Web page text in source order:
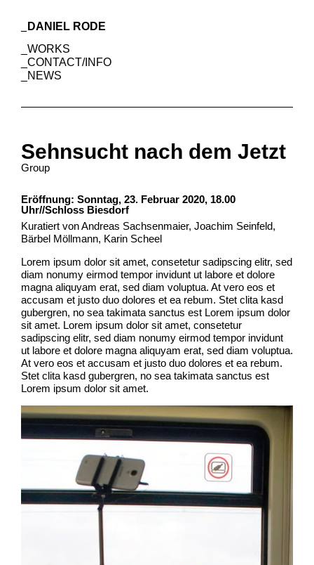
DANIEL RODE
WORKS
CONTACT/INFO
NEWS
Sehnsucht nach dem Jetzt
Group
Eröffnung: Sonntag, 23. Februar 2020, 18.00
Uhr//Schloss Biesdorf
Kuratiert von Andreas Sachsenmaier, Joachim Seinfeld,
Bärbel Möllmann, Karin Scheel
Lorem ipsum dolor sit amet, consetetur sadipscing elitr, sed
diam nonumy eirmod tempor invidunt ut labore et dolore
magna aliquyam erat, sed diam voluptua. At vero eos et
accusam et justo duo dolores et ea rebum. Stet clita kasd
gubergren, no sea takimata sanctus est Lorem ipsum dolor
sit amet. Lorem ipsum dolor sit amet, consetetur
sadipscing elitr, sed diam nonumy eirmod tempor invidunt
ut labore et dolore magna aliquyam erat, sed diam voluptua.
At vero eos et accusam et justo duo dolores et ea rebum.
Stet clita kasd gubergren, no sea takimata sanctus est
Lorem ipsum dolor sit amet.